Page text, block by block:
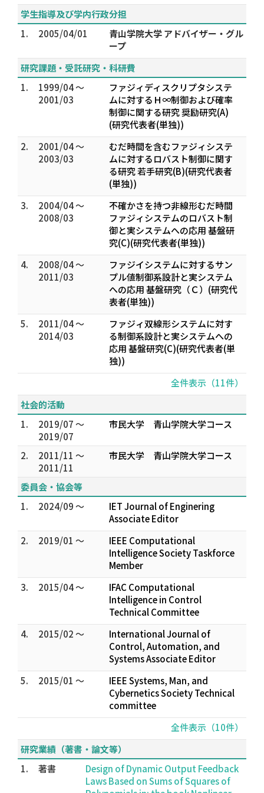
学生指導及び学内行政分担
1.
2005/04/01
青山学院大学 アドバイザー・グル
ープ
研究課題・受託研究・科研費
1.
1999/04 ～
2001/03
ファジィディスクリプタシステ
ムに対するＨ∞制御および確率
制御に関する研究 奨励研究(A)
(研究代表者(単独))
2.
2001/04 ～
2003/03
むだ時間を含むファジィシステ
ムに対するロバスト制御に関す
る研究 若手研究(B)(研究代表者
(単独))
3.
2004/04 ～
2008/03
不確かさを持つ非線形むだ時間
ファジィシステムのロバスト制
御と実システムへの応用 基盤研
究(C)(研究代表者(単独))
4.
2008/04 ～
2011/03
ファジイシステムに対するサン
プル値制御系設計と実システム
への応用 基盤研究（Ｃ）(研究代
表者(単独))
5.
2011/04 ～
2014/03
ファジィ双線形システムに対す
る制御系設計と実システムへの
応用 基盤研究(C)(研究代表者(単
独))
全件表示（11件）
社会的活動
1.
2019/07 ～
2019/07
市民大学 青山学院大学コース
2.
2011/11 ～
2011/11
市民大学 青山学院大学コース
委員会・協会等
1.
2024/09 ～
IET Journal of Enginering
Associate Editor
2.
2019/01 ～
IEEE Computational
Intelligence Society Taskforce
Member
3.
2015/04 ～
IFAC Computational
Intelligence in Control
Technical Committee
4.
2015/02 ～
International Journal of
Control, Automation, and
Systems Associate Editor
5.
2015/01 ～
IEEE Systems, Man, and
Cybernetics Society Technical
committee
全件表示（10件）
研究業績（著書・論文等）
1.
著書
Design of Dynamic Output Feedback
Laws Based on Sums of Squares of